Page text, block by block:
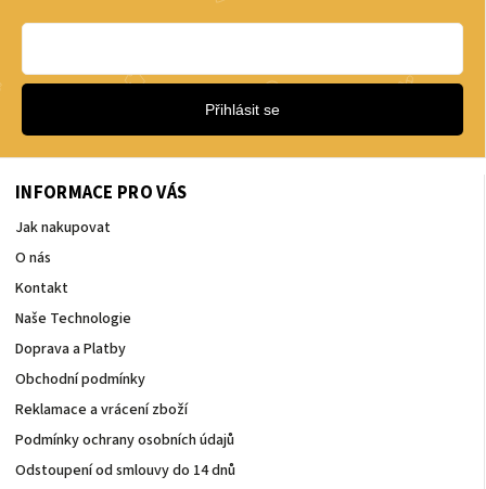
INFORMACE PRO VÁS
Jak nakupovat
O nás
Kontakt
Naše Technologie
Doprava a Platby
Obchodní podmínky
Reklamace a vrácení zboží
Podmínky ochrany osobních údajů
Odstoupení od smlouvy do 14 dnů
Přihlásit se